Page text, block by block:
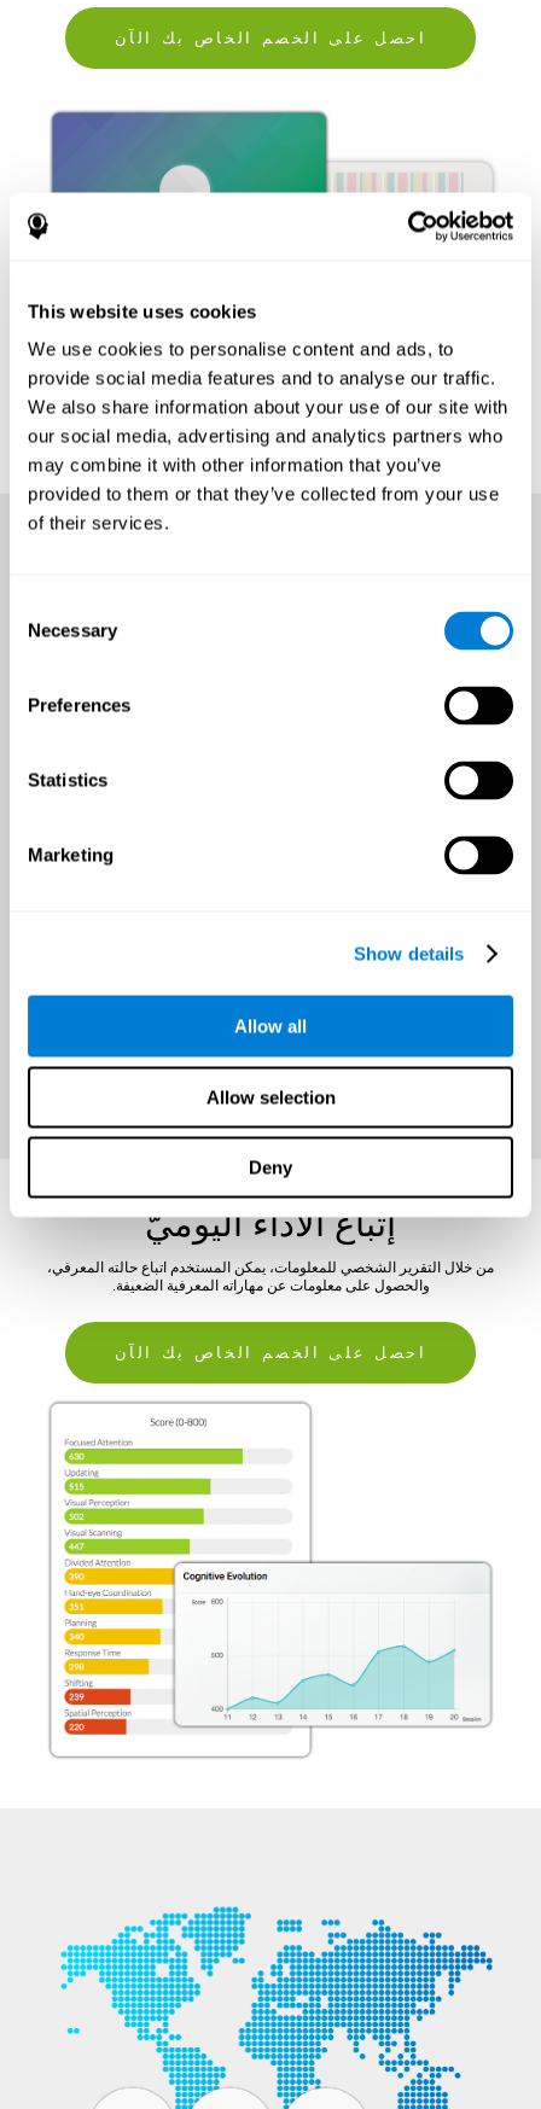
This website uses cookies
We use cookies to personalise content and ads, to
provide social media features and to analyse our traffic.
We also share information about your use of our site with
our social media, advertising and analytics partners who
may combine it with other information that you’ve
provided to them or that they’ve collected from your use
of their services.
Selection
Necessary
Preferences
Statistics
Marketing
Show details
Allow all
Allow selection
Deny
احصل على الخصم الخاص بك الآن
خلال السنة الكاملة.
إنّه مهمّ أن تحدّد هدف محدّد قبل بداية التدريب لإبقاء الحافز وتحدّي العقل.
احصل على الخصم الخاص بك الآن
إتباع الأداء اليوميّ
من خلال التقرير الشخصي للمعلومات، يمكن المستخدم اتباع حالته المعرفي،
والحصول على معلومات عن مهاراته المعرفية الضعيفة.
احصل على الخصم الخاص بك الآن